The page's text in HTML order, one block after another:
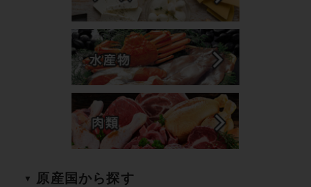
原産国から探す